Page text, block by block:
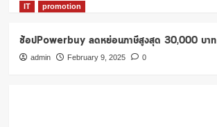
IT
promotion
ช้อปPowerbuy ลดหย่อนภาษีสูงสุด 30,000 บาท
admin February 9, 2025 0